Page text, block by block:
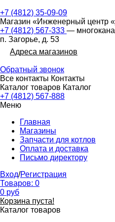
+7 (4812) 35-09-09
Магазин «Инженерный центр
+7 (4812) 567-333 —
п. Загорье, д. 53
Адреса магазинов
Обратный звонок
Все контакты Контакты
Каталог товаров Каталог
+7 (4812) 567-888
Меню
Главная
Магазины
Запчасти для котлов
Оплата и доставка
Письмо директору
Вход/Регистрация
Товаров: 0
0 руб
Корзина пуста!
Каталог товаров